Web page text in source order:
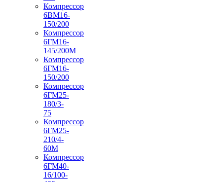
Компрессор
6ВМ16-
150/200
Компрессор
6ГМ16-
145/200М
Компрессор
6ГМ16-
150/200
Компрессор
6ГМ25-
180/3-
75
Компрессор
6ГМ25-
210/4-
60М
Компрессор
6ГМ40-
16/100-